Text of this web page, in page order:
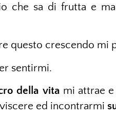
che sa di frutta e
questo crescendo mi
sentirmi.
della vita mi attrae
ed incontrarmi